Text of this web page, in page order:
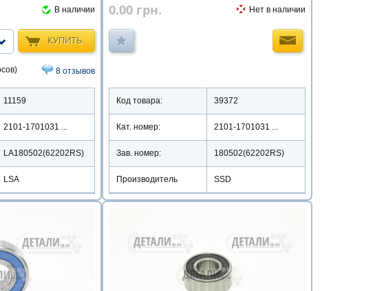
В наличии
КУПИТЬ
8 отзывов
11159
2101-1701031 ...
LA180502(62202RS)
LSA
0.00 грн. Нет в наличии
Код товара: 39372
Кат. номер: 2101-1701031 ...
Зав. номер: 180502(62202RS)
Производитель SSD